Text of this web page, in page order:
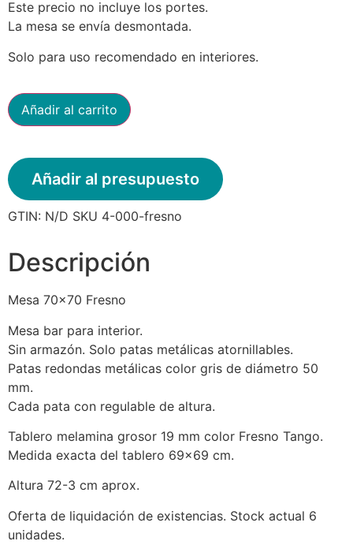
Este precio no incluye los portes.
La mesa se envía desmontada.
Solo para uso recomendado en interiores.
Añadir al carrito
Añadir al presupuesto
GTIN: N/D SKU 4-000-fresno
Descripción
Mesa 70×70 Fresno
Mesa bar para interior.
Sin armazón. Solo patas metálicas atornillables.
Patas redondas metálicas color gris de diámetro 50
mm.
Cada pata con regulable de altura.
Tablero melamina grosor 19 mm color Fresno Tango.
Medida exacta del tablero 69×69 cm.
Altura 72-3 cm aprox.
Oferta de liquidación de existencias. Stock actual 6
unidades.